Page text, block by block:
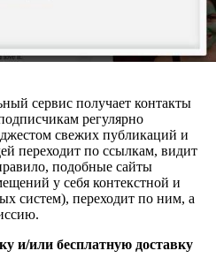
сервис получает контакты
регулярно
свежих публикаций и
переходит по ссылкам, видит
подобные сайты
у себя контекстной и
систем), переходит по ним, а
и/или бесплатную доставку